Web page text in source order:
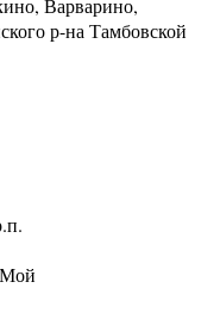
Варварино,
р-на Тамбовской